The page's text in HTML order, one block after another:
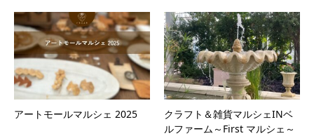
アートモールマルシェ 2025
クラフト＆雑貨マルシェINベ
ルファーム～First マルシェ～